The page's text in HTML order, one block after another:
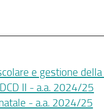
e gestione
II - a.a. 2024/25
- a.a. 2024/25